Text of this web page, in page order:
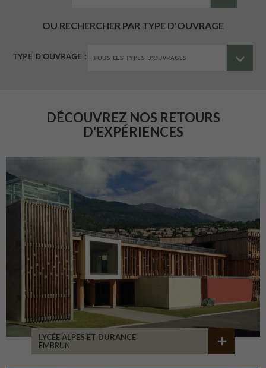
OU RECHERCHER PAR TYPE D'OUVRAGE
TYPE D'OUVRAGE :
DÉCOUVREZ NOS RETOURS
D'EXPÉRIENCES
LYCÉE ALPES ET DURANCE
EMBRUN